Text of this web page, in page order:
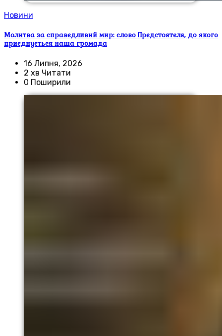
Новини
Молитва за справедливий мир: слово Предстоятеля, до якого
приєднується наша громада
16 Липня, 2026
2 хв Читати
0 Поширили